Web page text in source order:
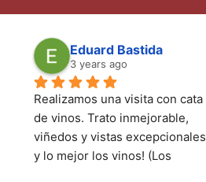
Eduard Bastida
3 years ago
Realizamos una visita con cata
de vinos. Trato inmejorable,
viñedos y vistas excepcionales
y lo mejor los vinos! (Los